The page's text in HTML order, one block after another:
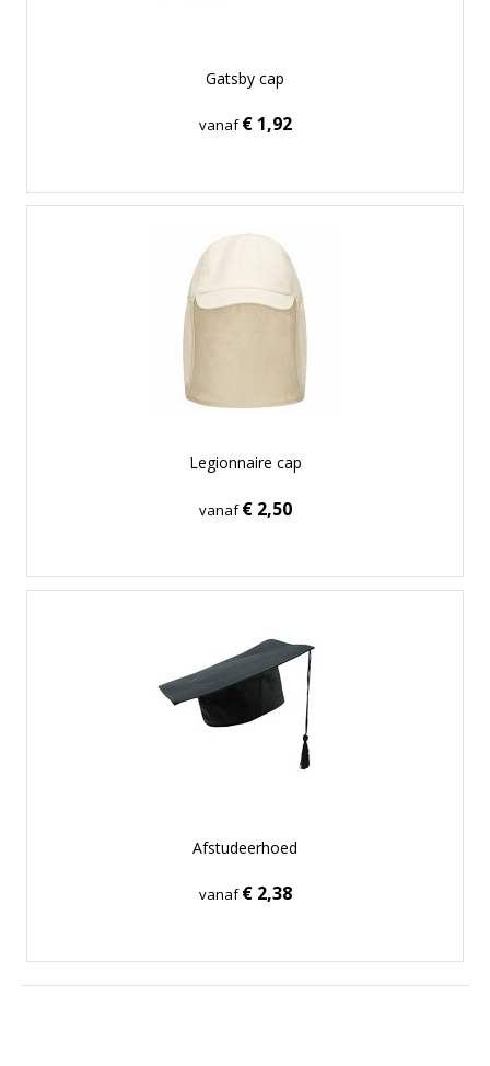
Gatsby cap
vanaf€ 1,92
Legionnaire cap
vanaf€ 2,50
Afstudeerhoed
vanaf€ 2,38